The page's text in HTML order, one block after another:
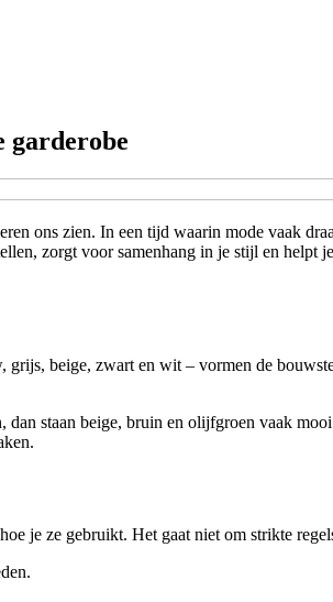
garderobe
ons zien. In een tijd waarin mode vaak
zorgt voor samenhang in je stijl en
beige, zwart en wit – vormen de
staan beige, bruin en olijfgroen vaak
je ze gebruikt. Het gaat niet om strikte